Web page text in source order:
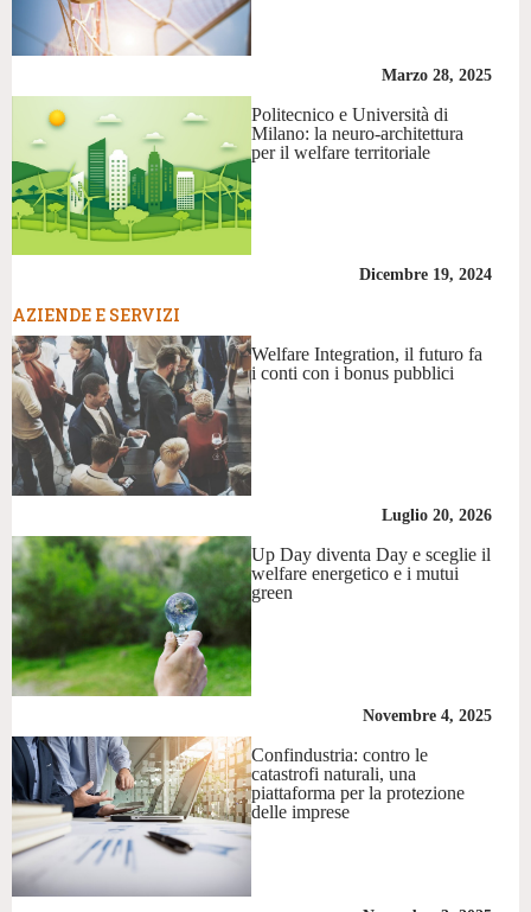
Marzo 28, 2025
Politecnico e Università di
Milano: la neuro-architettura
per il welfare territoriale
Dicembre 19, 2024
AZIENDE E SERVIZI
Welfare Integration, il futuro fa
i conti con i bonus pubblici
Luglio 20, 2026
Up Day diventa Day e sceglie il
welfare energetico e i mutui
green
Novembre 4, 2025
Confindustria: contro le
catastrofi naturali, una
piattaforma per la protezione
delle imprese